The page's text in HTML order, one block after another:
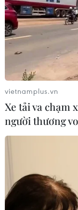
Thành phố
09/05/2023 08:43
Trong Tháng
Thành phố Hồ
vietnamplus.vn
Xe tải va chạm
người thương